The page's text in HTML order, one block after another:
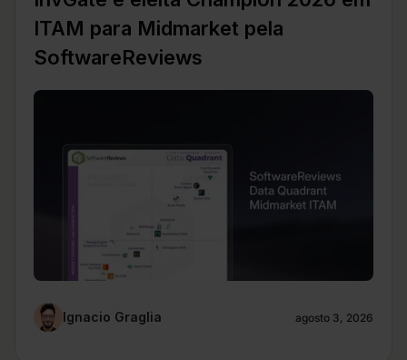
ITAM para Midmarket pela
SoftwareReviews
Ignacio Graglia agosto 3, 2026